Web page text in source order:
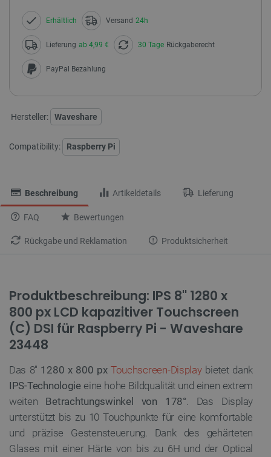
Erhältlich Versand 24h
Lieferung ab 4,99 € 30 Tage Rückgaberecht
PayPal Bezahlung
Hersteller: Waveshare
Compatibility: Raspberry Pi
Beschreibung Artikeldetails Lieferung
FAQ Bewertungen
Rückgabe und Reklamation Produktsicherheit
Produktbeschreibung: IPS 8'' 1280 x
800 px LCD kapazitiver Touchscreen
(C) DSI für Raspberry Pi - Waveshare
23448
Das 8'' 1280 x 800 px Touchscreen-Displaybietet dank
IPS-Technologieeine hohe Bildqualität und einen extrem
weiten Betrachtungswinkel von 178° . Das Display
unterstützt bis zu 10 Touchpunkte für eine komfortable
und präzise Gestensteuerung. Dank des gehärteten
Glases mit einer Härte von bis zu 6H und der Optical